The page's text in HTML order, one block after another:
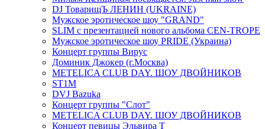
DJ ТоварищЪ ЛЕНИН (UKRAINE)
Мужское эротическое шоу "GRAND"
SLIM с презентацией нового альбома CEN-TROPE
Мужское эротическое шоу PRIDE (Украина)
Концерт группы Вирус
Доминик Джокер (г.Москва)
METELICA CLUB DAY. ШОУ ДВОЙНИКОВ
ST1M
DVJ Bazuka
Концерт группы "Слот"
METELICA CLUB DAY. ШОУ ДВОЙНИКОВ
Концерт певицы Эльвира Т